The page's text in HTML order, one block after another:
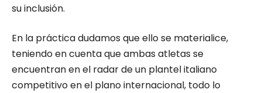
su inclusión.
En la práctica dudamos que ello se materialice,
teniendo en cuenta que ambas atletas se
encuentran en el radar de un plantel italiano
competitivo en el plano internacional, todo lo